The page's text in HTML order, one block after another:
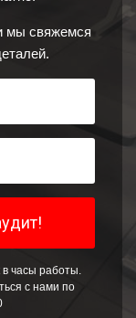
мы свяжемся
в часы работы.
с нами по